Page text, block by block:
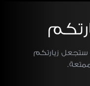
ستجعل زيارتكم